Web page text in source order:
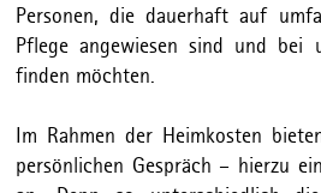
Personen, die dauerhaft auf
Pflege angewiesen sind und bei
finden möchten.
Im Rahmen der Heimkosten
persönlichen Gespräch – hierzu